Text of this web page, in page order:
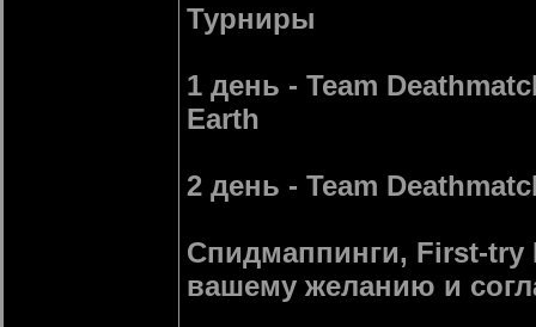
Турниры
1 день - Team
Earth
2 день - Team
Спидмаппинги, First-try
вашему желанию и